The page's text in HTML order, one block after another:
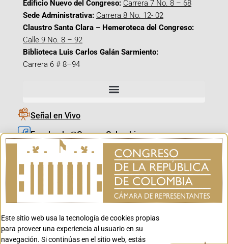
Edificio Nuevo del Congreso: Carrera 7 No. 8 – 68
Sede Administrativa: Carrera 8 No. 12- 02
Claustro Santa Clara – Hemeroteca del Congreso:
Calle 9 No. 8 – 92
Biblioteca Luis Carlos Galán Sarmiento:
Carrera 6 # 8–94
Señal en Vivo
Facebook_@CamaraColombia
Instagram_@CamaraColombia
X_@CamaraColombia
Youtube_@CamaraColombia
Youtube_@CanalCongreso
Este sitio web usa la tecnología de cookies propias
para proveer una experiencia al usuario en su
navegación. Si continúas en el sitio web, estás